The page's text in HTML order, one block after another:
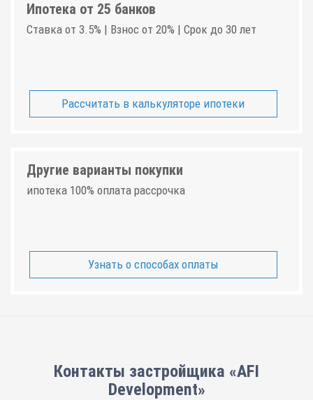
Ипотека от 25 банков
Ставка от 3.5% | Взнос от 20% | Срок до 30 лет
Рассчитать в калькуляторе ипотеки
Другие варианты покупки
ипотека 100% оплата рассрочка
Узнать о способах оплаты
Контакты застройщика «AFI
Development»